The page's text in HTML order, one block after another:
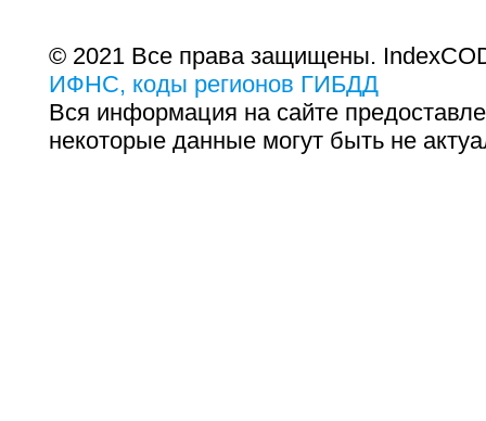
© 2021 Все права защищены.
ИФНС, коды регионов ГИБДД
Вся информация на сайте
некоторые данные могут быть не